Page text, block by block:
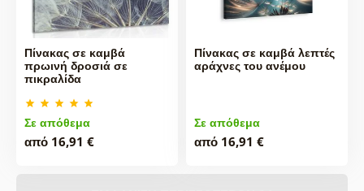
Πίνακας σε καμβά
πρωινή δροσιά σε
πικραλίδα
Σε απόθεμα
από 16,91 €
Πίνακας σε καμβά λεπτές
αράχνες του ανέμου
Σε απόθεμα
από 16,91 €